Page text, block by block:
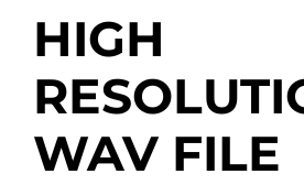
HIGH
WAV FILE